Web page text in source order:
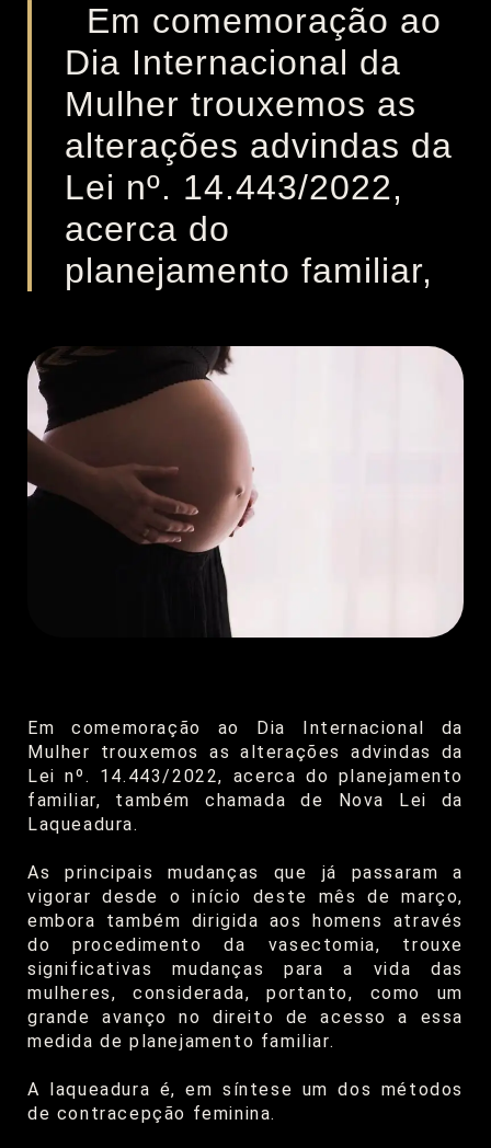
Em comemoração ao
Dia Internacional da
Mulher trouxemos as
alterações advindas da
Lei nº. 14.443/2022,
acerca do
planejamento familiar,
Em comemoração ao Dia Internacional da
Mulher trouxemos as alterações advindas da
Lei nº. 14.443/2022, acerca do planejamento
familiar, também chamada de Nova Lei da
Laqueadura.
As principais mudanças que já passaram a
vigorar desde o início deste mês de março,
embora também dirigida aos homens através
do procedimento da vasectomia, trouxe
significativas mudanças para a vida das
mulheres, considerada, portanto, como um
grande avanço no direito de acesso a essa
medida de planejamento familiar.
A laqueadura é, em síntese um dos métodos
de contracepção feminina.